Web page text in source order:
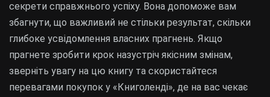
секрети справжнього успіху. Вона допоможе вам
збагнути, що важливий не стільки результат, скільки
глибоке усвідомлення власних прагнень. Якщо
прагнете зробити крок назустріч якісним змінам,
зверніть увагу на цю книгу та скористайтеся
перевагами покупок у «Книголенді», де на вас чекає